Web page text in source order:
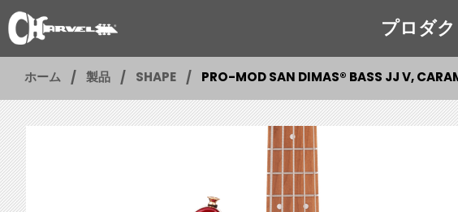
プロダク
ホーム 製品 SHAPE PRO-MOD SAN DIMAS® BASS JJ V,